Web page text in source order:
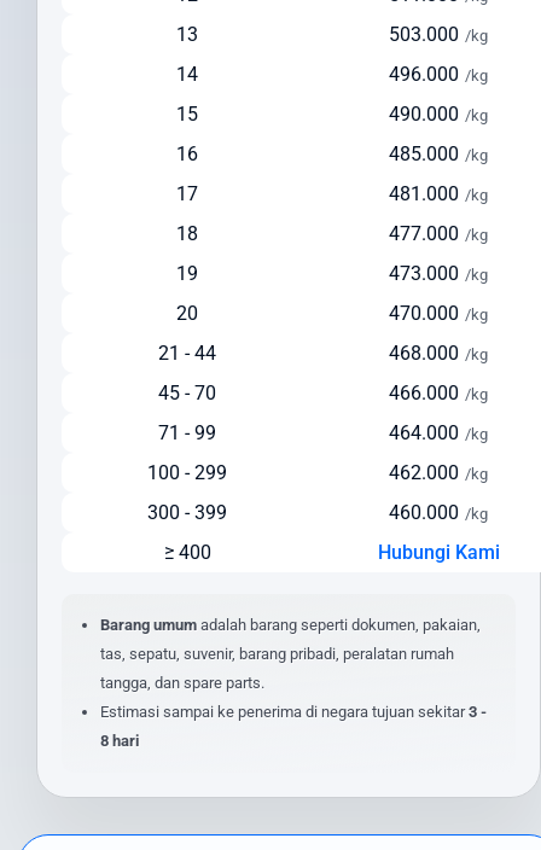
Solusi seimbang antara kecepatan dan biaya
Tersedia layanan pickup dari alamat pengirim
Pengiriman via Laut
Estimasi waktu pengiriman: 30-45 hari
Pilihan ekonomis untuk pengiriman dalam jumlah besar
Solusi hemat untuk pengiriman yang tidak terlalu mendesak
Cek Ongkir ke Bosnia & Herzegovina Dengan
Herzegovina untuk mempersiapkan anggaran pengiriman Anda.
Intrasia.id menyediakan kalkulator tarif yang akurat dan
Herzegovina meliputi:
Lokasi pengiriman dan penerimaan
Nilai barang dan asuransi (opsional)
Layanan tambahan yang dipilih
Untuk mendapatkan estimasi biaya yang akurat, masukkan detail
pengiriman Anda pada kalkulator biaya di website kami. Anda juga
dapat menghubungi tim layanan pelanggan kami untuk
dengan spesifikasi khusus.
13 503.000 /kg
14 496.000 /kg
15 490.000 /kg
16 485.000 /kg
17 481.000 /kg
18 477.000 /kg
19 473.000 /kg
20 470.000 /kg
21 - 44 468.000 /kg
45 - 70 466.000 /kg
71 - 99 464.000 /kg
100 - 299 462.000 /kg
300 - 399 460.000 /kg
≥ 400 Hubungi Kami
Barang umum adalah barang seperti dokumen, pakaian,
tas, sepatu, suvenir, barang pribadi, peralatan rumah
tangga, dan spare parts.
Estimasi sampai ke penerima di negara tujuan sekitar3 -
8 hari